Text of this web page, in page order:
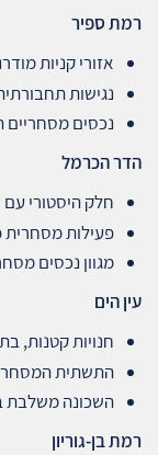
רמת ספיר
אזורי קניות
נגישות
נכסים מסחריים
הדר הכרמל
חלק היסטורי עם
פעילות מסחרית
מגוון נכסים
עין הים
חנויות קטנות,
התשתית
השכונה משלבת
רמת בן-גוריון